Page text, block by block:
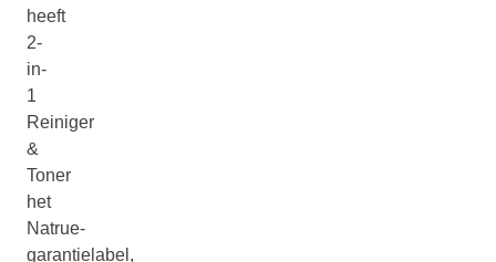
heeft
2-
in-
1
Reiniger
&
Toner
het
Natrue-
garantielabel,